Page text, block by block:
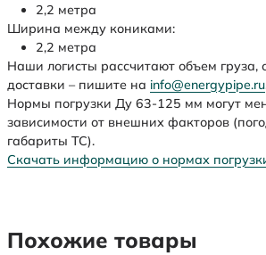
2,2 метра
Ширина между кониками:
2,2 метра
Наши логисты рассчитают объем груза,
доставки – пишите на info@energypipe.ru
Нормы погрузки Ду 63-125 мм могут
зависимости от внешних факторов
габариты ТС).
Скачать информацию о нормах
Похожие товары